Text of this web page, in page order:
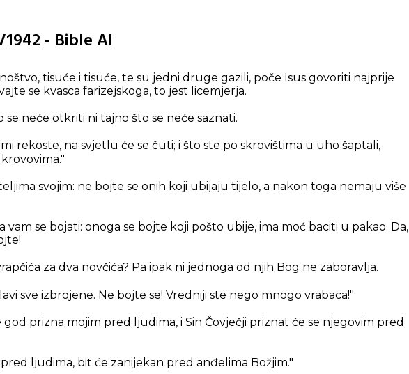
- Bible AI
tisuće i tisuće, te su jedni druge gazili, poče Isus govoriti najprije
se kvasca farizejskoga, to jest licemjerja.
se neće otkriti ni tajno što se neće saznati.
rekoste, na svjetlu će se čuti; i što ste po skrovištima u uho šaptali,
svojim: ne bojte se onih koji ubijaju tijelo, a nakon toga nemaju više
vam se bojati: onoga se bojte koji pošto ubije, ima moć baciti u pakao. Da,
za dva novčića? Pa ipak ni jednoga od njih Bog ne zaboravlja.
sve izbrojene. Ne bojte se! Vredniji ste nego mnogo vrabaca!"
god prizna mojim pred ljudima, i Sin Čovječji priznat će se njegovim pred
ljudima, bit će zanijekan pred anđelima Božjim."